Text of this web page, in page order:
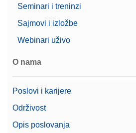
Seminari i treninzi
Sajmovi i izložbe
Webinari uživo
O nama
Poslovi i karijere
Održivost
Opis poslovanja